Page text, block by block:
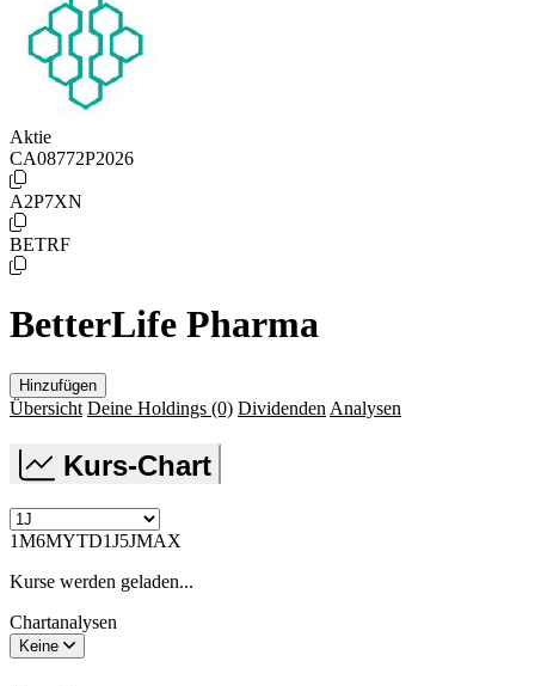
Aktie
CA08772P2026
A2P7XN
BETRF
BetterLife Pharma
Hinzufügen
Übersicht Deine Holdings (0) Dividenden Analysen
Kurs-Chart
1M6MYTD1J5JMAX
Kurse werden geladen...
Chartanalysen
Keine